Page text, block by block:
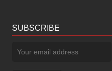
SUBSCRIBE